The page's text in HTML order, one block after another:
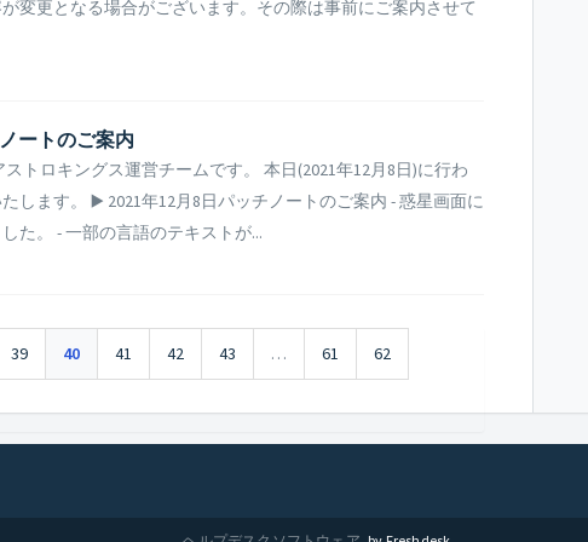
変更となる場合がございます。その際は事前にご案内させて
ートのご案内
トロキングス運営チームです。 本日(2021年12月8日)に行わ
します。 ▶️ 2021年12月8日パッチノートのご案内 - 惑星画面に
た。 - 一部の言語のテキストが...
39 40 41 42 43 … 61 62